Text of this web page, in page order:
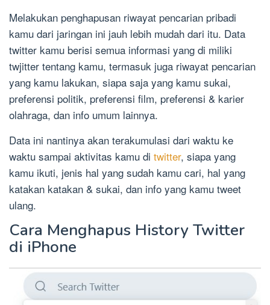
Melakukan penghapusan riwayat pencarian pribadi
kamu dari jaringan ini jauh lebih mudah dari itu. Data
twitter kamu berisi semua informasi yang di miliki
twjitter tentang kamu, termasuk juga riwayat pencarian
yang kamu lakukan, siapa saja yang kamu sukai,
preferensi politik, preferensi film, preferensi & karier
olahraga, dan info umum lainnya.
Data ini nantinya akan terakumulasi dari waktu ke
waktu sampai aktivitas kamu di twitter, siapa yang
kamu ikuti, jenis hal yang sudah kamu cari, hal yang
katakan katakan & sukai, dan info yang kamu tweet
ulang.
Cara Menghapus History Twitter
di iPhone